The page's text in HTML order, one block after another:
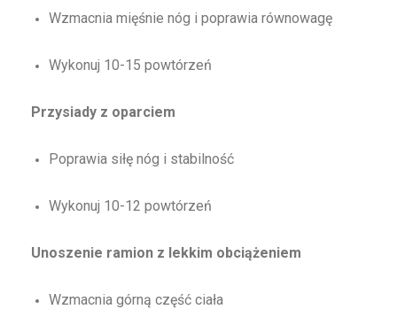
Wzmacnia mięśnie nóg i poprawia równowagę
Wykonuj 10-15 powtórzeń
Przysiady z oparciem
Poprawia siłę nóg i stabilność
Wykonuj 10-12 powtórzeń
Unoszenie ramion z lekkim obciążeniem
Wzmacnia górną część ciała